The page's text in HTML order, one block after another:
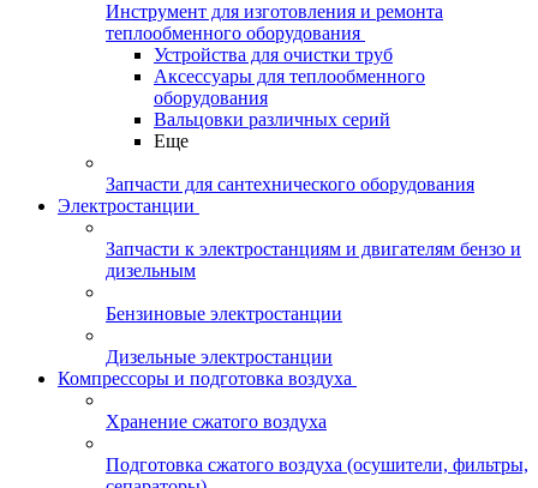
Инструмент для изготовления и ремонта
теплообменного оборудования
Устройства для очистки труб
Аксессуары для теплообменного
оборудования
Вальцовки различных серий
Еще
Запчасти для сантехнического оборудования
Электростанции
Запчасти к электростанциям и двигателям бензо и
дизельным
Бензиновые электростанции
Дизельные электростанции
Компрессоры и подготовка воздуха
Хранение сжатого воздуха
Подготовка сжатого воздуха (осушители, фильтры,